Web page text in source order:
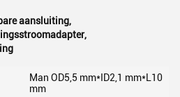
aansluiting,
,
Man OD5,5 mm*ID2,1 mm*L10
mm